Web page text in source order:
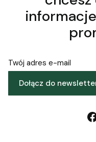
Twój adres e-mail
Dołącz do